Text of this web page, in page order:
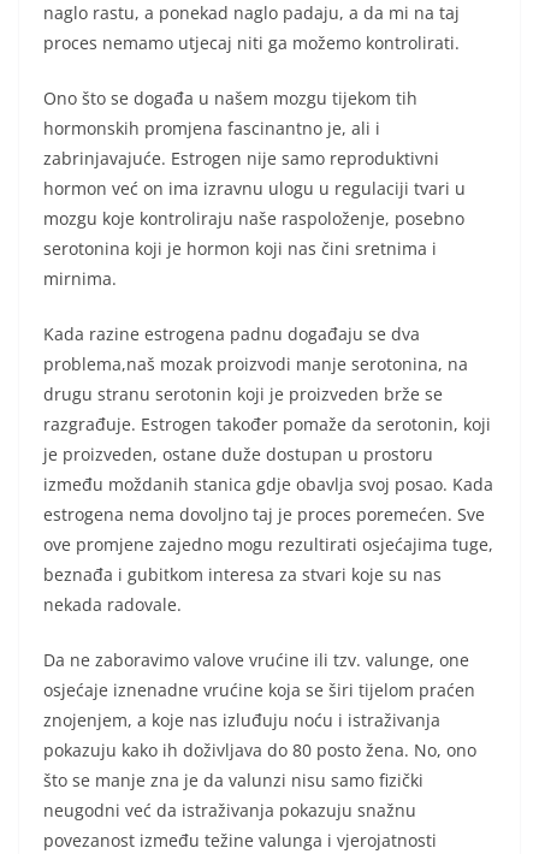
naglo rastu, a ponekad naglo padaju, a da mi na taj
proces nemamo utjecaj niti ga možemo kontrolirati.
Ono što se događa u našem mozgu tijekom tih
hormonskih promjena fascinantno je, ali i
zabrinjavajuće. Estrogen nije samo reproduktivni
hormon već on ima izravnu ulogu u regulaciji tvari u
mozgu koje kontroliraju naše raspoloženje, posebno
serotonina koji je hormon koji nas čini sretnima i
mirnima.
Kada razine estrogena padnu događaju se dva
problema,naš mozak proizvodi manje serotonina, na
drugu stranu serotonin koji je proizveden brže se
razgrađuje. Estrogen također pomaže da serotonin, koji
je proizveden, ostane duže dostupan u prostoru
između moždanih stanica gdje obavlja svoj posao. Kada
estrogena nema dovoljno taj je proces poremećen. Sve
ove promjene zajedno mogu rezultirati osjećajima tuge,
beznađa i gubitkom interesa za stvari koje su nas
nekada radovale.
Da ne zaboravimo valove vrućine ili tzv. valunge, one
osjećaje iznenadne vrućine koja se širi tijelom praćen
znojenjem, a koje nas izluđuju noću i istraživanja
pokazuju kako ih doživljava do 80 posto žena. No, ono
što se manje zna je da valunzi nisu samo fizički
neugodni već da istraživanja pokazuju snažnu
povezanost između težine valunga i vjerojatnosti